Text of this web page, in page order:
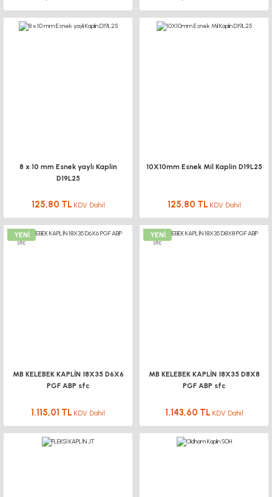
8 x 10 mm Esnek yaylı Kaplin
D19L25
125,80 TL KDV Dahil
10X10mm Esnek Mil Kaplin D19L25
125,80 TL KDV Dahil
YENİ
MB KELEBEK KAPLİN 18X35 D6X6
PGF ABP sfc
1.115,01 TL KDV Dahil
YENİ
MB KELEBEK KAPLİN 18X35 D8X8
PGF ABP sfc
1.143,60 TL KDV Dahil